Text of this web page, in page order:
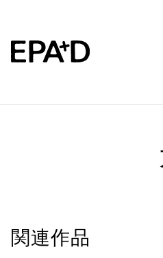
関連作品